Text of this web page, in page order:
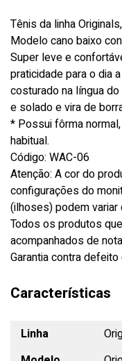
Tênis da linha
Modelo cano baixo
Super leve e
praticidade para o dia
costurado na língua
e solado e vira de
* Possui fôrma
habitual.
Código: WAC-06
Atenção: A cor do
configurações do
(ilhoses) podem variar
Todos os produtos
acompanhados de
Garantia contra
Características
Linha